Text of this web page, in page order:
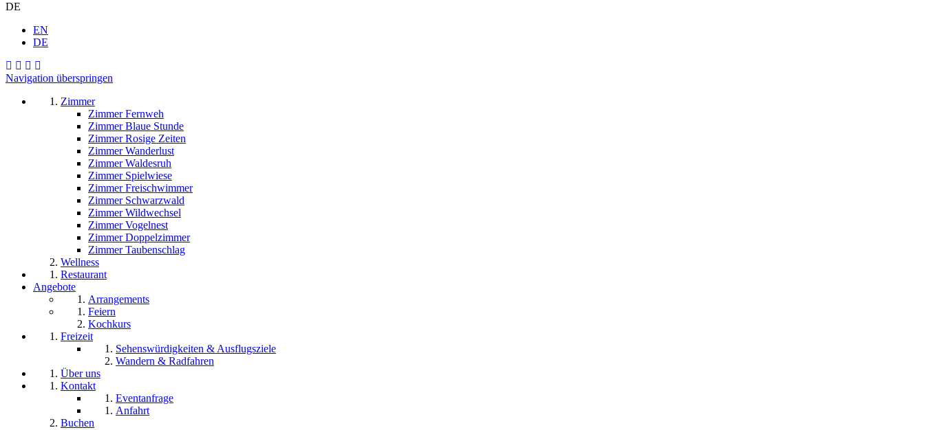
DE
EN
DE
Navigation überspringen
Zimmer
Zimmer Fernweh
Zimmer Blaue Stunde
Zimmer Rosige Zeiten
Zimmer Wanderlust
Zimmer Waldesruh
Zimmer Spielwiese
Zimmer Freischwimmer
Zimmer Schwarzwald
Zimmer Wildwechsel
Zimmer Vogelnest
Zimmer Doppelzimmer
Zimmer Taubenschlag
Wellness
Restaurant
Angebote
Arrangements
Feiern
Kochkurs
Freizeit
Sehenswürdigkeiten & Ausflugsziele
Wandern & Radfahren
Über uns
Kontakt
Eventanfrage
Anfahrt
Buchen